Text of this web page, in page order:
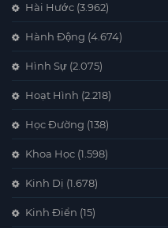
Hài Hước (3.962)
Hành Động (4.674)
Hình Sự (2.075)
Hoạt Hình (2.218)
Học Đường (138)
Khoa Học (1.598)
Kinh Dị (1.678)
Kinh Điển (15)